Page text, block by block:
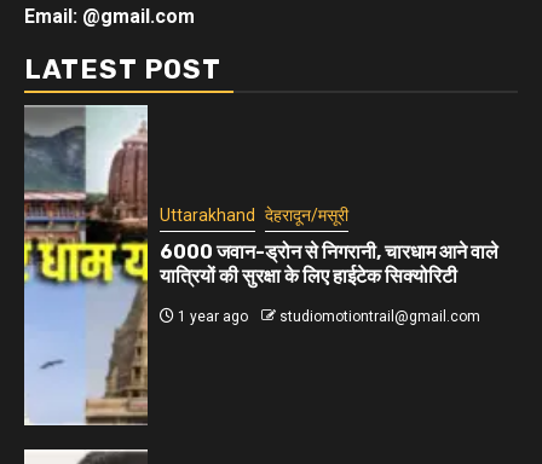
Email: @gmail.com
LATEST POST
Uttarakhand देहरादून/मसूरी
6000 जवान-ड्रोन से निगरानी, चारधाम आने वाले
यात्रियों की सुरक्षा के लिए हाईटेक सिक्योरिटी
1 year ago studiomotiontrail@gmail.com